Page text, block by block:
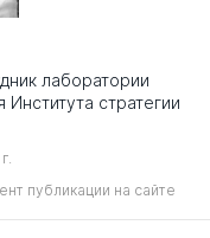
лаборатории
стратегии
публикации на сайте